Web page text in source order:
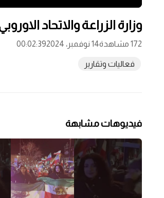
وزارة الزراعة والاتحاد
172 مشاهدة 14 نوفمبر، 2024 00:02:39
فعاليات وتقارير
فيديوهات مشابهة